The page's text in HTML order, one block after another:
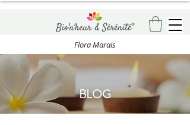
Flora Marais
BLOG